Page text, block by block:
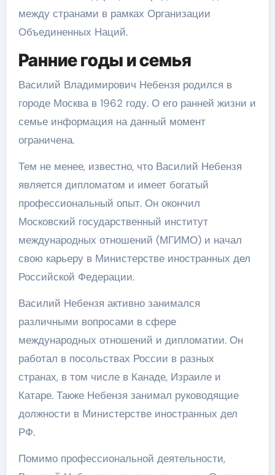
между странами в рамках Организации
Объединенных Наций.
Ранние годы и семья
Василий Владимирович Небензя родился в
городе Москва в 1962 году. О его ранней жизни и
семье информация на данный момент
ограничена.
Тем не менее, известно, что Василий Небензя
является дипломатом и имеет богатый
профессиональный опыт. Он окончил
Московский государственный институт
международных отношений (МГИМО) и начал
свою карьеру в Министерстве иностранных дел
Российской Федерации.
Василий Небензя активно занимался
различными вопросами в сфере
международных отношений и дипломатии. Он
работал в посольствах России в разных
странах, в том числе в Канаде, Израиле и
Катаре. Также Небензя занимал руководящие
должности в Министерстве иностранных дел
РФ.
Помимо профессиональной деятельности,